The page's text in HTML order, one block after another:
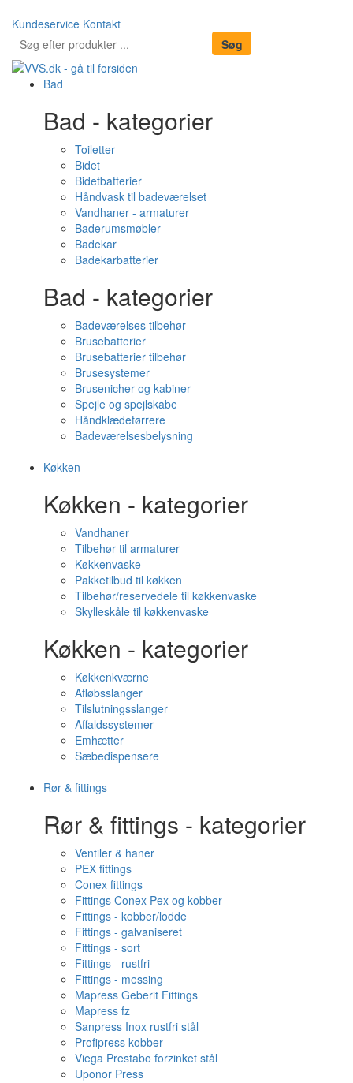
Kundeservice Kontakt
Bad
Bad - kategorier
Toiletter
Bidet
Bidetbatterier
Håndvask til badeværelset
Vandhaner - armaturer
Baderumsmøbler
Badekar
Badekarbatterier
Bad - kategorier
Badeværelses tilbehør
Brusebatterier
Brusebatterier tilbehør
Brusesystemer
Brusenicher og kabiner
Spejle og spejlskabe
Håndklædetørrere
Badeværelsesbelysning
Køkken
Køkken - kategorier
Vandhaner
Tilbehør til armaturer
Køkkenvaske
Pakketilbud til køkken
Tilbehør/reservedele til køkkenvaske
Skylleskåle til køkkenvaske
Køkken - kategorier
Køkkenkværne
Afløbsslanger
Tilslutningsslanger
Affaldssystemer
Emhætter
Sæbedispensere
Rør & fittings
Rør & fittings - kategorier
Ventiler & haner
PEX fittings
Conex fittings
Fittings Conex Pex og kobber
Fittings - kobber/lodde
Fittings - galvaniseret
Fittings - sort
Fittings - rustfri
Fittings - messing
Mapress Geberit Fittings
Mapress fz
Sanpress Inox rustfri stål
Profipress kobber
Viega Prestabo forzinket stål
Uponor Press